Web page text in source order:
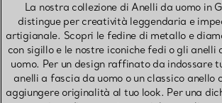
La nostra collezione di Anelli da uomo in
distingue per creatività leggendaria e
artigianale. Scopri le fedine di metallo e
con sigillo e le nostre iconiche fedi o gli
uomo. Per un design raffinato da indossare
anelli a fascia da uomo o un classico anello
aggiungere originalità al tuo look. Per una